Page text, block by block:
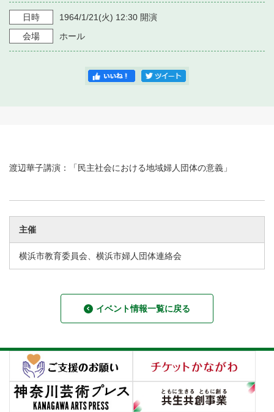
・ 抽選対象日
・ 利用料金
・ 音楽堂のご案内
・ フロアマップ
神奈川県立音楽堂
SNS日時 1964/1/21(火) 12:30 開演
会場
ホール
渡辺華子講演：「民主社会における地域婦人団体の意義」
主催
横浜市教育委員会、横浜市婦人団体連絡会
イベント情報一覧に戻る